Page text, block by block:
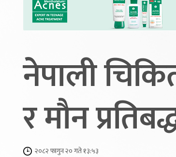
नेपाली
र मौन
२०८२ फागुन २० गते १३:५३